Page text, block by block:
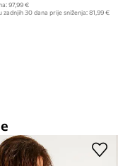
97,99 €
zadnjih 30 dana prije sniženja:81,99 €